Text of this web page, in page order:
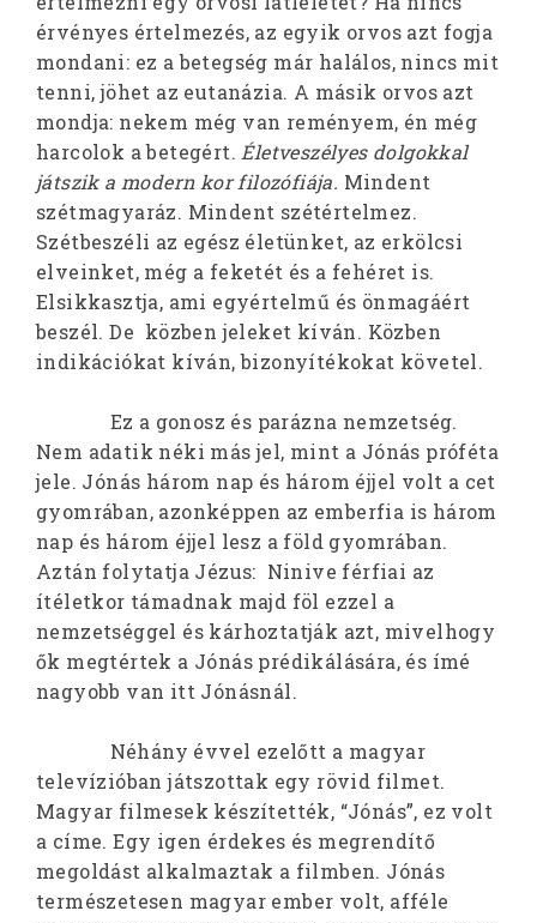
érvényes értelmezés, az egyik orvos azt fogja
mondani: ez a betegség már halálos, nincs mit
tenni, jöhet az eutanázia. A másik orvos azt
mondja: nekem még van reményem, én még
harcolok a betegért. Életveszélyes dolgokkal
játszik a modern kor filozófiája. Mindent
szétmagyaráz. Mindent szétértelmez.
Szétbeszéli az egész életünket, az erkölcsi
elveinket, még a feketét és a fehéret is.
Elsikkasztja, ami egyértelmű és önmagáért
beszél. De közben jeleket kíván. Közben
indikációkat kíván, bizonyítékokat követel.
Ez a gonosz és parázna nemzetség.
Nem adatik néki más jel, mint a Jónás próféta
jele. Jónás három nap és három éjjel volt a cet
gyomrában, azonképpen az emberfia is három
nap és három éjjel lesz a föld gyomrában.
Aztán folytatja Jézus: Ninive férfiai az
ítéletkor támadnak majd föl ezzel a
nemzetséggel és kárhoztatják azt, mivelhogy
ők megtértek a Jónás prédikálására, és ímé
nagyobb van itt Jónásnál.
Néhány évvel ezelőtt a magyar
televízióban játszottak egy rövid filmet.
Magyar filmesek készítették, “Jónás”, ez volt
a címe. Egy igen érdekes és megrendítő
megoldást alkalmaztak a filmben. Jónás
természetesen magyar ember volt, afféle